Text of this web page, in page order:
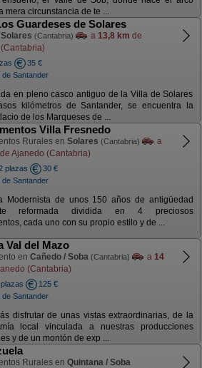
mera circunstancia de te ...
Guardeses de Solares
Solares (Cantabria) a 13,8 km de
35 €
de Santander
en pleno casco antiguo de la Villa de Solares
kilómetros de Santander, se encuentra la
de los Marqueses de ...
Villa Fresnedo
Rurales en Solares (Cantabria)
a
de Ajanedo (Cantabria)
plazas
30 €
de Santander
Modernista de unos 150 años de antigüedad
reformada dividida en 4 preciosos
cada uno con su propio estilo y de ...
Val del Mazo
en Cañedo / Soba (Cantabria) a 14
(Cantabria)
125 €
de Santander
disfrutar de unas vistas extraordinarias, de la
local vinculada a nuestras producciones
y de un montón de exp ...
Rurales en Quintana / Soba